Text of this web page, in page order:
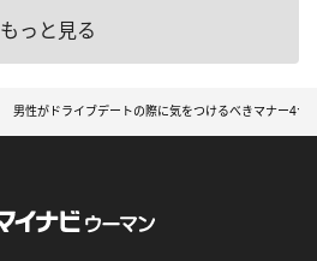
もっと見る
男性がドライブデートの際に気をつけるべきマナー4つ